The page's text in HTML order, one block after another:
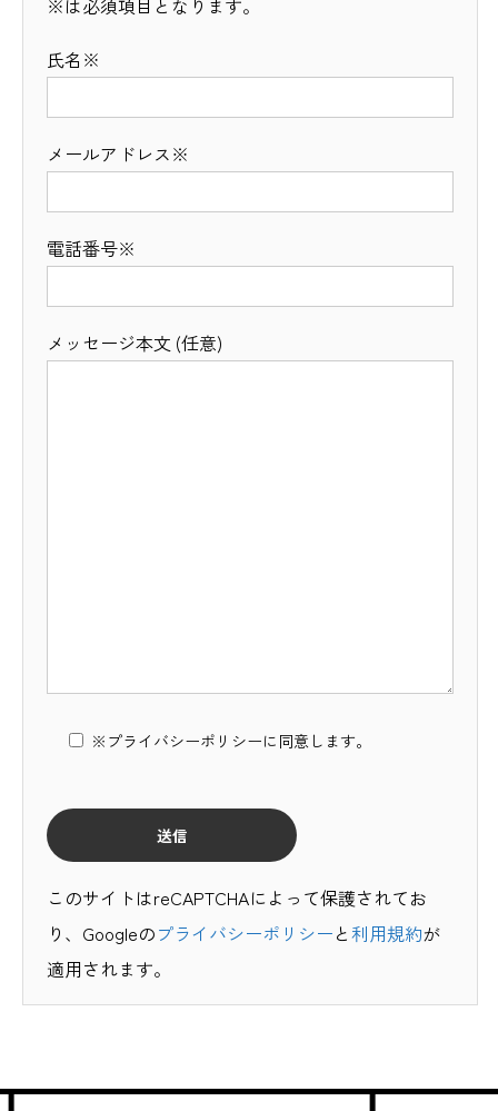
※は必須項目となります。
氏名※
メールアドレス※
電話番号※
メッセージ本文 (任意)
※プライバシーポリシーに同意します。
このサイトはreCAPTCHAによって保護されてお
り、Googleのプライバシーポリシーと利用規約が
適用されます。